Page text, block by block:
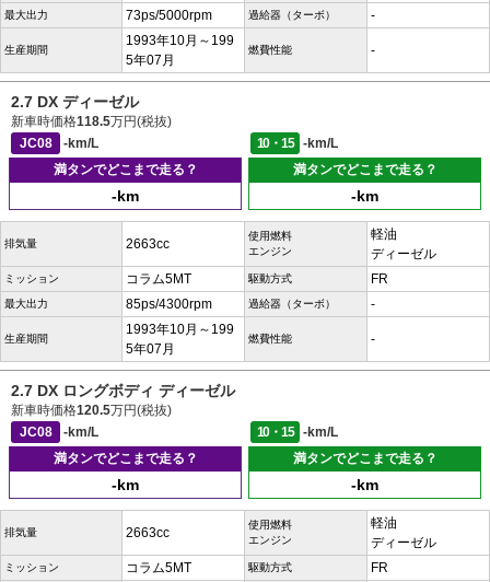
最大出力 73ps/5000rpm 過給器（ターボ） -
生産期間
1993年10月～199
5年07月
燃費性能 -
2.7 DX ディーゼル
新車時価格118.5万円(税抜)
JC08
-km/L 10・15
-km/L
満タンでどこまで走る？
-km
満タンでどこまで走る？
-km
排気量 2663cc
使用燃料
エンジン
軽油
ディーゼル
ミッション コラム5MT 駆動方式 FR
最大出力 85ps/4300rpm 過給器（ターボ） -
生産期間
1993年10月～199
5年07月
燃費性能 -
2.7 DX ロングボディ ディーゼル
新車時価格120.5万円(税抜)
JC08
-km/L 10・15
-km/L
満タンでどこまで走る？
-km
満タンでどこまで走る？
-km
排気量 2663cc
使用燃料
エンジン
軽油
ディーゼル
ミッション コラム5MT 駆動方式 FR